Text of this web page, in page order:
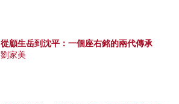
從顧生岳到沈平：一個座右銘的兩代傳承
劉家美